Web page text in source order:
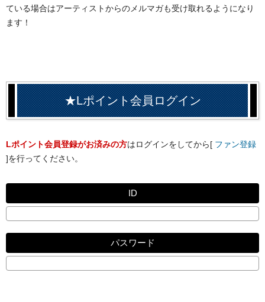
ている場合はアーティストからのメルマガも受け取れるようになり
ます！
★Lポイント会員ログイン
Lポイント会員登録がお済みの方はログインをしてから[ ファン登録
]を行ってください。
ID
パスワード